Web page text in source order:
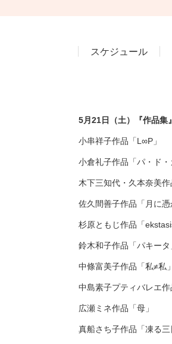
スケジュール
5月21日（土） 『作品集』
小串祥子作品「L∞P 」
小倉礼子作品「パ・ド・
木下三知代・久本奈美作
佐久間善子作品「月に憑
杉原ともじ作品「
鈴木和子作品「パキータ
中條富美子作品「私≠私」
中島素子プティバレエ
広瀬ミネ作品「母」
真船さち子作品「凍る三